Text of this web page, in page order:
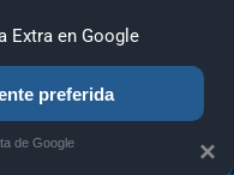
NUEVO
PC SONY ×
Extra en Google
preferida
de Google